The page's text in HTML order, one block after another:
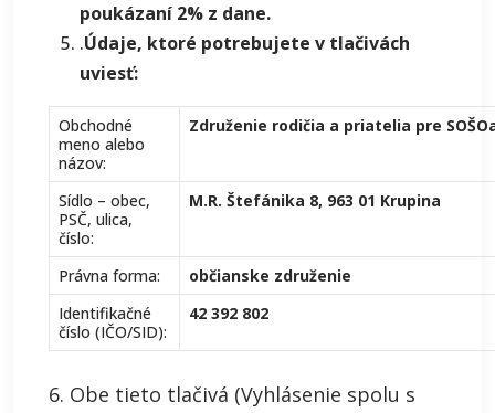
poukázaní 2% z dane.
.Údaje, ktoré potrebujete v tlačivách
uviesť:
Obchodné
meno alebo
názov:
Združenie rodičia a priatelia pre
Sídlo – obec,
PSČ, ulica,
číslo:
M.R. Štefánika 8, 963 01 Krupina
Právna forma:
občianske združenie
Identifikačné
číslo (IČO/SID):
42 392 802
6. Obe tieto tlačivá (Vyhlásenie spolu s